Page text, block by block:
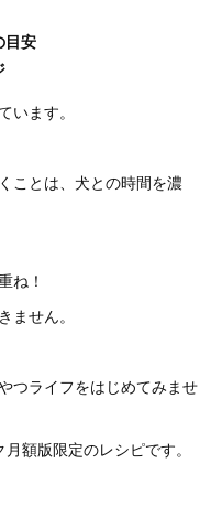
目安
ます。
ことは、犬との時間を濃
ね！
せん。
つライフをはじめてみませ
額版限定のレシピです。